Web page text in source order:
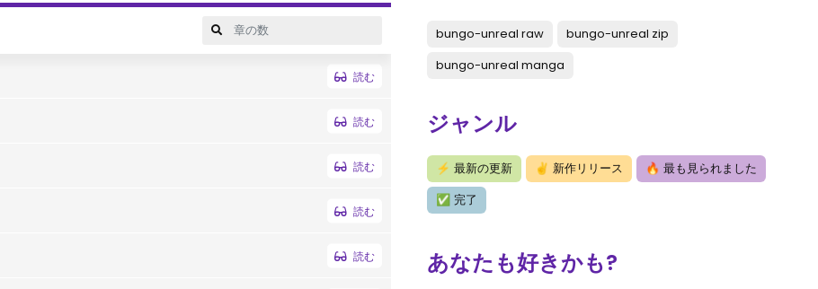
読む
読む
読む
読む
読む
bungo-unreal raw
bungo-unreal zip
bungo-unreal manga
ジャンル
⚡ 最新の更新 ✌ 新作リリース 🔥 最も見られました
✅ 完了
あなたも好きかも?